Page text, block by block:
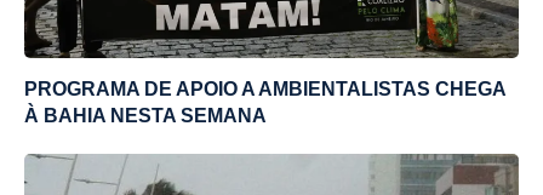
PROGRAMA DE APOIO A AMBIENTALISTAS CHEGA
À BAHIA NESTA SEMANA